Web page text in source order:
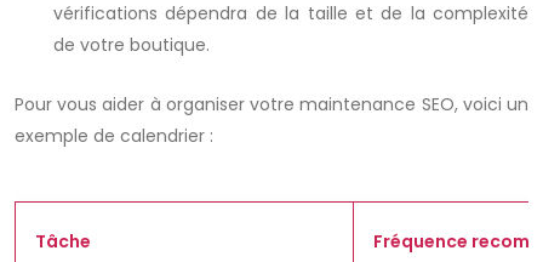
vérifications dépendra de la taille et de la complexité
de votre boutique.
Pour vous aider à organiser votre maintenance SEO, voici un
exemple de calendrier :
Tâche Fréquence